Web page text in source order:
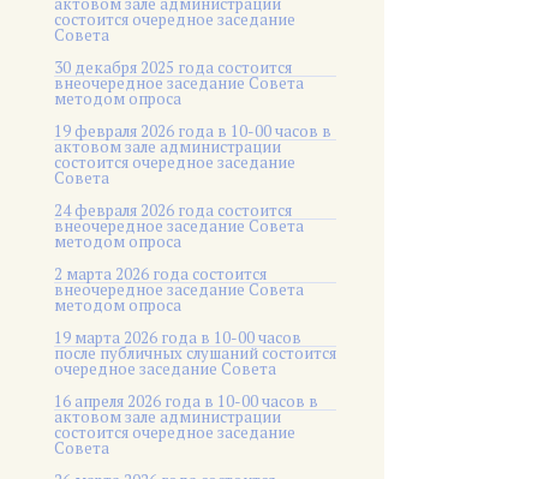
состоится очередное заседание
Совета
30 декабря 2025 года состоится
внеочередное заседание Совета
методом опроса
19 февраля 2026 года в 10-00 часов в
актовом зале администрации
состоится очередное заседание
Совета
24 февраля 2026 года состоится
внеочередное заседание Совета
методом опроса
2 марта 2026 года состоится
внеочередное заседание Совета
методом опроса
19 марта 2026 года в 10-00 часов
после публичных слушаний состоится
очередное заседание Совета
16 апреля 2026 года в 10-00 часов в
актовом зале администрации
состоится очередное заседание
Совета